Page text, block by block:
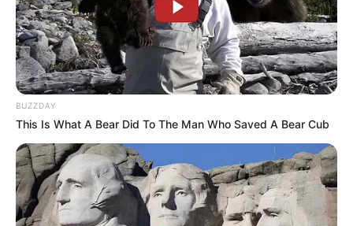
BUZZDAY
This Is What A Bear Did To The Man Who Saved A Bear Cub